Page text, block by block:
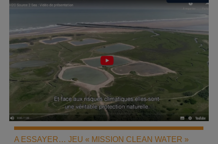
A ESSAYER… JEU « MISSION CLEAN WATER »